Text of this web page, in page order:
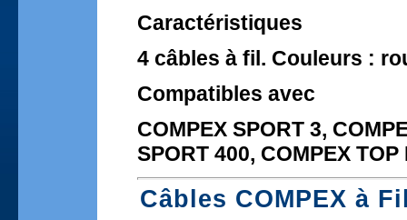
Caractéristiques
4 câbles à fil. Couleurs :
Compatibles avec
COMPEX SPORT 3,
SPORT 400, COMPEX
Câbles COMPEX à